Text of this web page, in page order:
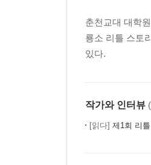
춘천교대 대학
룡소 리틀 스토
있다.
작가와 인터뷰
[읽다] 제1회 리틀